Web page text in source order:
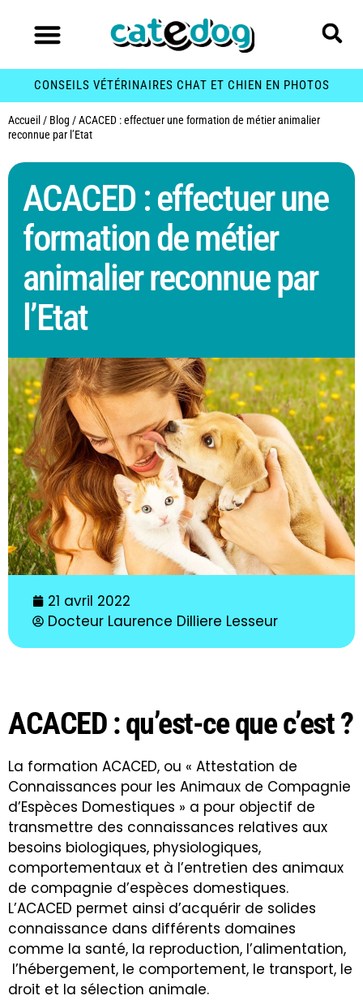
CONSEILS VÉTÉRINAIRES CHAT ET CHIEN EN PHOTOS
Accueil / Blog /ACACED : effectuer une formation de métier animalier
reconnue par l’Etat
ACACED : effectuer une
formation de métier
animalier reconnue par
l’Etat
21 avril 2022
Docteur Laurence Dilliere Lesseur
ACACED : qu’est-ce que c’est ?
La formation ACACED, ou « Attestation de
Connaissances pour les Animaux de Compagnie
d’Espèces Domestiques » a pour objectif de
transmettre des connaissances relatives aux
besoins biologiques, physiologiques,
comportementaux et à l’entretien des animaux
de compagnie d’espèces domestiques.
L’ACACED permet ainsi d’acquérir de solides
connaissance dans différents domaines
comme la santé, la reproduction, l’alimentation,
l’hébergement, le comportement, le transport, le
droit et la sélection animale.